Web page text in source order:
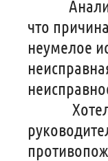
Анализ
что
неумелое